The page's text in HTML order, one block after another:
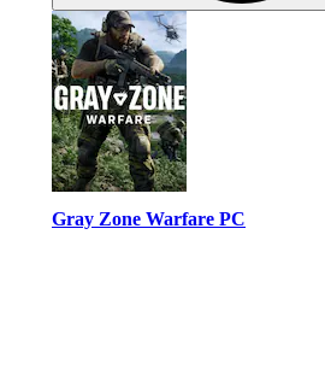
Gray Zone Warfare PC